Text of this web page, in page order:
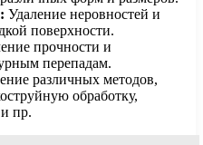
Удаление неровностей и
поверхности.
прочности и
перепадам.
различных методов,
обработку,
пр.